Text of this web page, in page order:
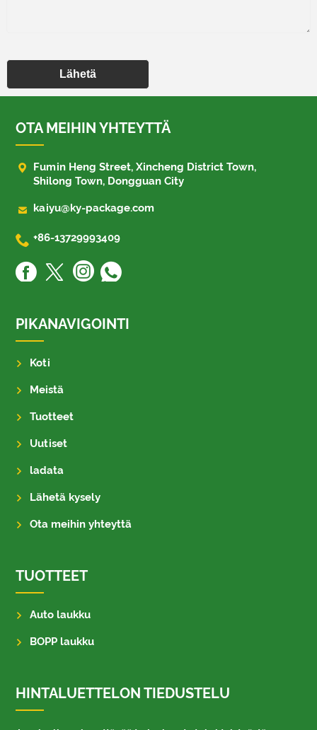
Lähetä
OTA MEIHIN YHTEYTTÄ

Fumin Heng Street, Xincheng District Town,
Shilong Town, Dongguan City
 kaiyu@ky-package.com
 +86-13729993409
PIKANAVIGOINTI
Koti
Meistä
Tuotteet
Uutiset
ladata
Lähetä kysely
Ota meihin yhteyttä
TUOTTEET
Auto laukku
BOPP laukku
HINTALUETTELON TIEDUSTELU